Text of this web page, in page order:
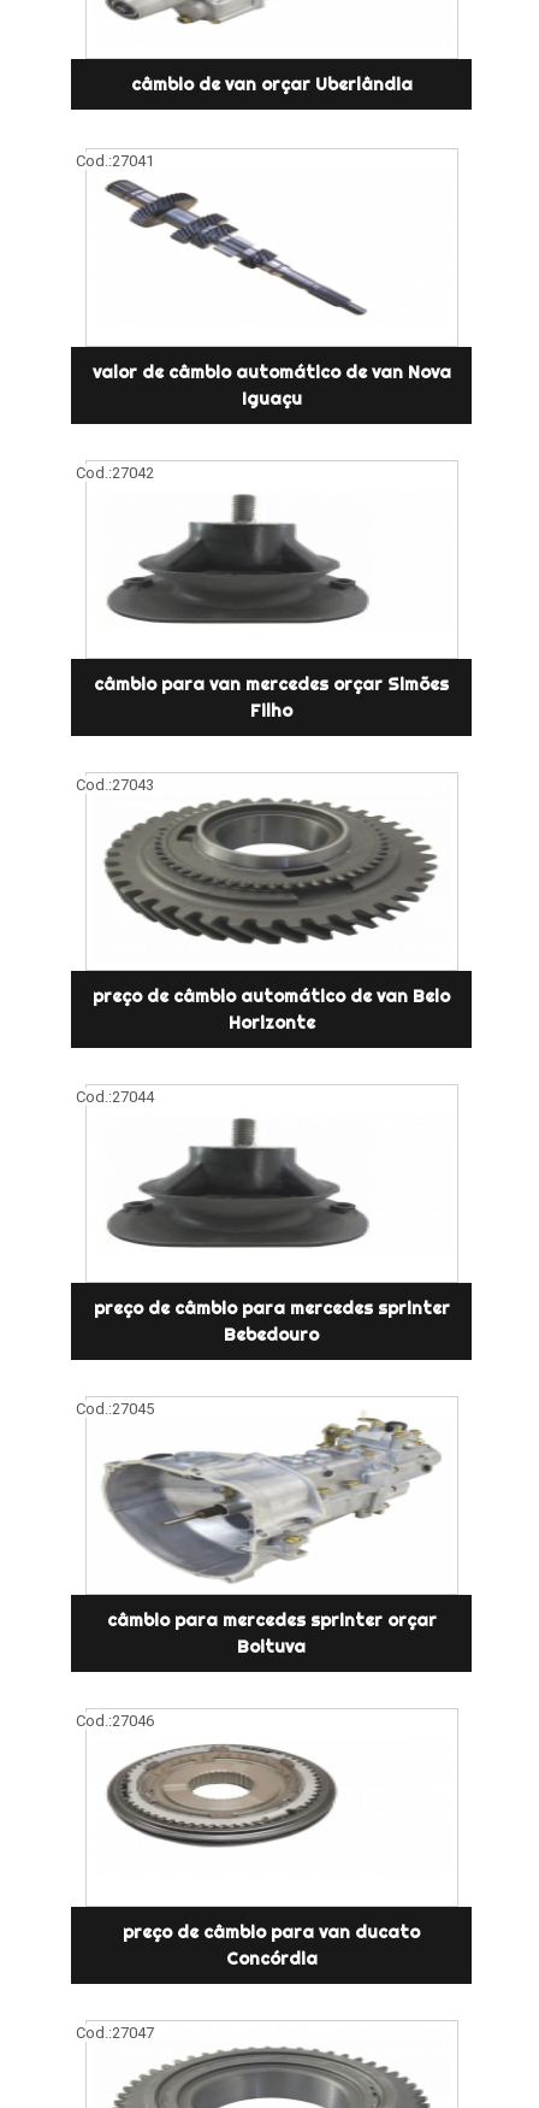
câmbio de van orçar Uberlândia
Cod.:27041
valor de câmbio automático de van Nova
Iguaçu
Cod.:27042
câmbio para van mercedes orçar Simões
Filho
Cod.:27043
preço de câmbio automático de van Belo
Horizonte
Cod.:27044
preço de câmbio para mercedes sprinter
Bebedouro
Cod.:27045
câmbio para mercedes sprinter orçar
Boituva
Cod.:27046
preço de câmbio para van ducato
Concórdia
Cod.:27047